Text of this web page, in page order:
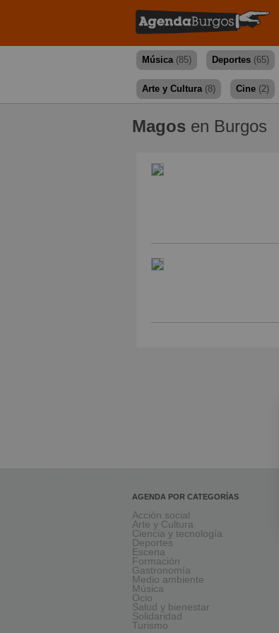
Música (85) Deportes (65)
Arte y Cultura (8) Cine (2)
Magos en Burgos
AGENDA POR CATEGORÍAS
Acción social
Arte y Cultura
Ciencia y tecnología
Deportes
Escena
Formación
Gastronomía
Medio ambiente
Música
Ocio
Salud y bienestar
Solidaridad
Turismo